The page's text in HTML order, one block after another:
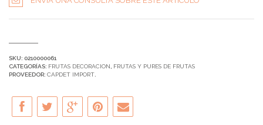
SKU: 0210000061
CATEGORÍAS: FRUTAS DECORACION
FRUTAS Y PURES DE FRUTAS
PROVEEDOR: CAPDET IMPORT